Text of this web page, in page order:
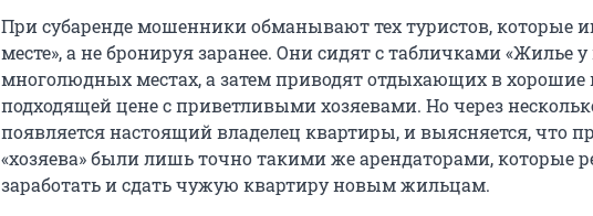
При субаренде мошенники обманывают тех туристов, которые
месте», а не бронируя заранее. Они сидят с табличками «Жилье
многолюдных местах, а затем приводят отдыхающих в хорошие
подходящей цене с приветливыми хозяевами. Но через
появляется настоящий владелец квартиры, и выясняется, что
«хозяева» были лишь точно такими же арендаторами, которые
заработать и сдать чужую квартиру новым жильцам.